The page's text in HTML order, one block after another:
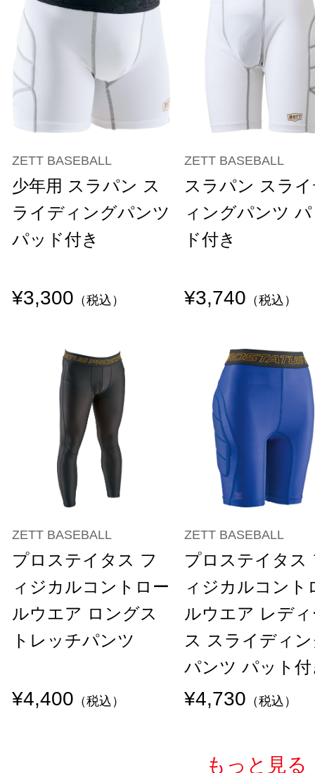
ZETT BASEBALL
少年用 スラパン ス
ライディングパンツ
パッド付き
¥3,300 （税込）
ZETT BASEBALL
スラパン スラ
ィングパンツ
ド付き
¥3,740 （税込）
ZETT BASEBALL
プロステイタス フ
ィジカルコントロー
ルウエア ロングス
トレッチパンツ
¥4,400 （税込）
ZETT BASEBALL
プロステイタス
ィジカルコント
ルウエア レデ
ス スライディ
パンツ パット
¥4,730 （税込）
もっと見る